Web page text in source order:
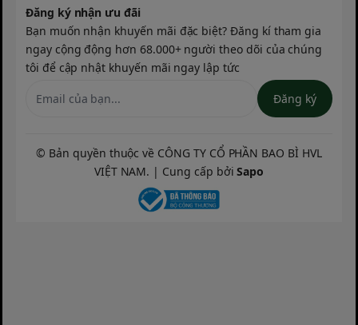
Sở hữu ngay bộ găng
tay chuyên nghiệp!
Đặt hàng hôm nay để nhận ưu đãi tốt nhất từ chúng tôi.
ĐẶT HÀNG NGAY TẠI ĐÂY
Đăng ký nhận ưu đãi
Bạn muốn nhận khuyến mãi đặc biệt? Đăng kí tham gia
ngay cộng động hơn 68.000+ người theo dõi của chúng
tôi để cập nhật khuyến mãi ngay lập tức
Đăng ký
© Bản quyền thuộc về CÔNG TY CỔ PHẦN BAO BÌ HVL
VIỆT NAM. | Cung cấp bởiSapo